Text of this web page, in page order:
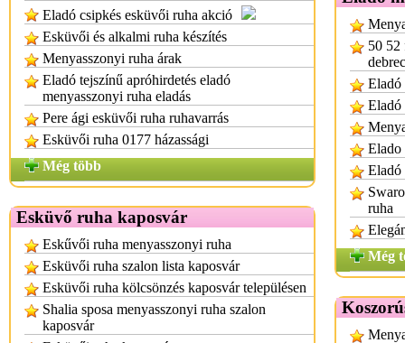
Eladó csipkés esküvői ruha akció
Esküvői és alkalmi ruha készítés
Menyasszonyi ruha árak
Eladó tejszínű apróhirdetés eladó
menyasszonyi ruha eladás
Pere ági esküvői ruha ruhavarrás
Esküvői ruha 0177 házassági
Még több
Esküvő ruha kaposvár
Eskűvői ruha menyasszonyi ruha
Esküvői ruha szalon lista kaposvár
Esküvői ruha kölcsönzés kaposvár településen
Shalia sposa menyasszonyi ruha szalon
kaposvár
50 52
Eladó
Eladó
Elado
Eladó
ruha
Még